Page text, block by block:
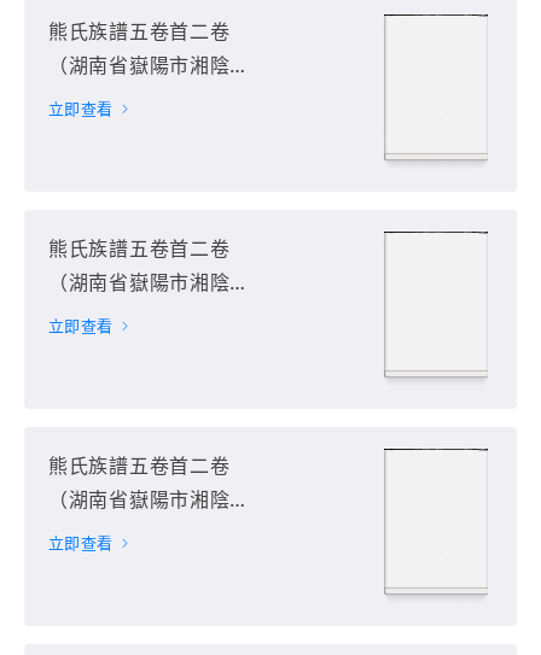
熊氏族譜五卷首二卷
（湖南省嶽陽市湘陰
縣）第6册
立即查看
熊氏族譜五卷首二卷
（湖南省嶽陽市湘陰
縣）第7册
立即查看
熊氏族譜五卷首二卷
（湖南省嶽陽市湘陰
縣）第8册
立即查看